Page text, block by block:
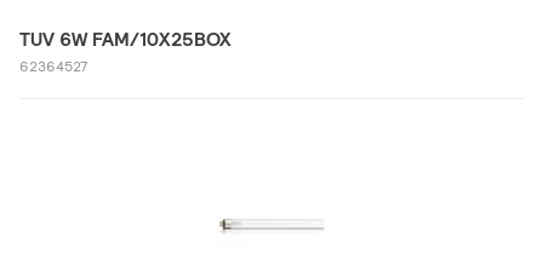
TUV 6W FAM/10X25BOX
62364527